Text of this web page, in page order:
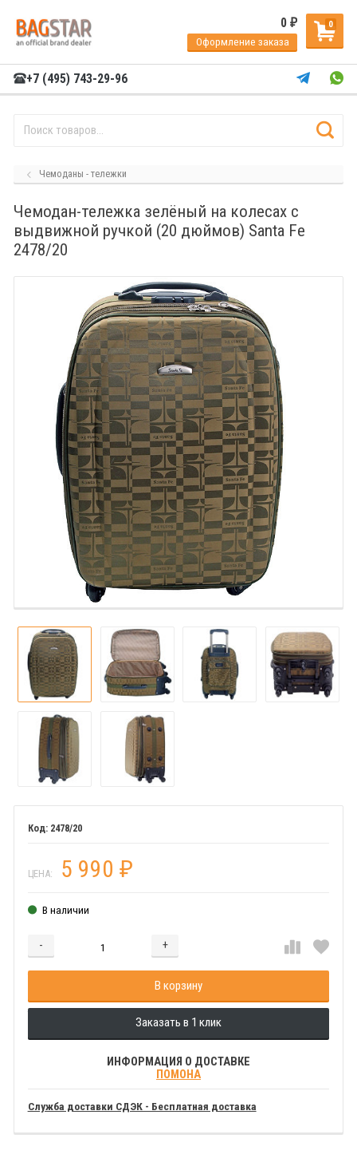
0
0₽
Оформление заказа
+7 (495) 743-29-96
Чемоданы - тележки
Чемодан-тележка зелёный на колесах с
выдвижной ручкой (20 дюймов) Santa Fe
2478/20
2478/20
ЦЕНА: 5 990 ₽
В наличии
- +
Добавляется...
В корзину
Добавлен
Заказать в 1 клик
ИНФОРМАЦИЯ О ДОСТАВКЕ
ПОМОНА
Служба доставки СДЭК - Бесплатная доставка